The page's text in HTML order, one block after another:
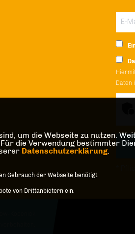
Daten
Köpenick
um die Webseite zu nutzen.
die Verwendung bestimmter
Datenschutzerklärung.
Gebrauch der Webseite benötigt.
von Drittanbietern ein.